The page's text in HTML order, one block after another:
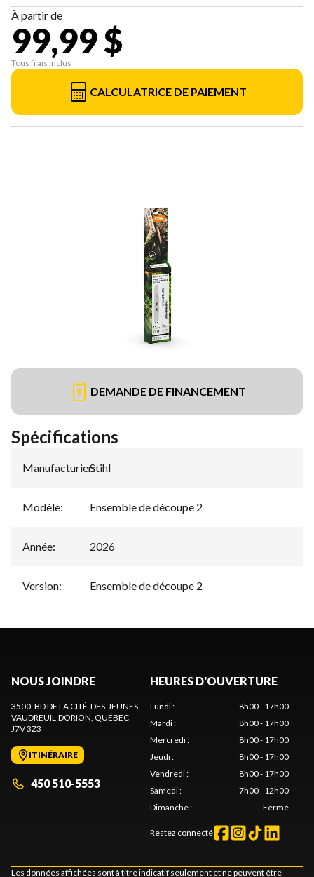
À partir de
99,99 $
Tous frais inclus
CALCULATRICE DE PAIEMENT
DEMANDE DE FINANCEMENT
Spécifications
Manufacturier:
Stihl
Modèle: Ensemble de découpe 2
Année: 2026
Version: Ensemble de découpe 2
NOUS JOINDRE
3500, BD DE LA CITÉ-DES-JEUNES
VAUDREUIL-DORION, QUÉBEC
J7V 3Z3
ITINÉRAIRE
450 510-5553
HEURES D'OUVERTURE
Lundi:
8h00 - 17h00
Mardi:
8h00 - 17h00
Mercredi:
8h00 - 17h00
Jeudi:
8h00 - 17h00
Vendredi:
8h00 - 17h00
Samedi:
7h00 - 12h00
Dimanche: Fermé
Restez connecté
Les données affichées sont à titre indicatif seulement et ne peuvent être